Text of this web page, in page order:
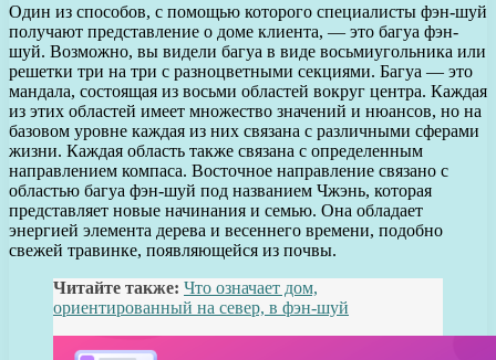
Один из способов, с помощью которого специалисты фэн-шуй
получают представление о доме клиента, — это багуа фэн-
шуй. Возможно, вы видели багуа в виде восьмиугольника или
решетки три на три с разноцветными секциями. Багуа — это
мандала, состоящая из восьми областей вокруг центра. Каждая
из этих областей имеет множество значений и нюансов, но на
базовом уровне каждая из них связана с различными сферами
жизни. Каждая область также связана с определенным
направлением компаса. Восточное направление связано с
областью багуа фэн-шуй под названием Чжэнь, которая
представляет новые начинания и семью. Она обладает
энергией элемента дерева и весеннего времени, подобно
свежей травинке, появляющейся из почвы.
Читайте также: Что означает дом,
ориентированный на север, в фэн-шуй